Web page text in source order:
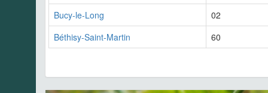
Bucy-le-Long
02
Béthisy-Saint-Martin
60